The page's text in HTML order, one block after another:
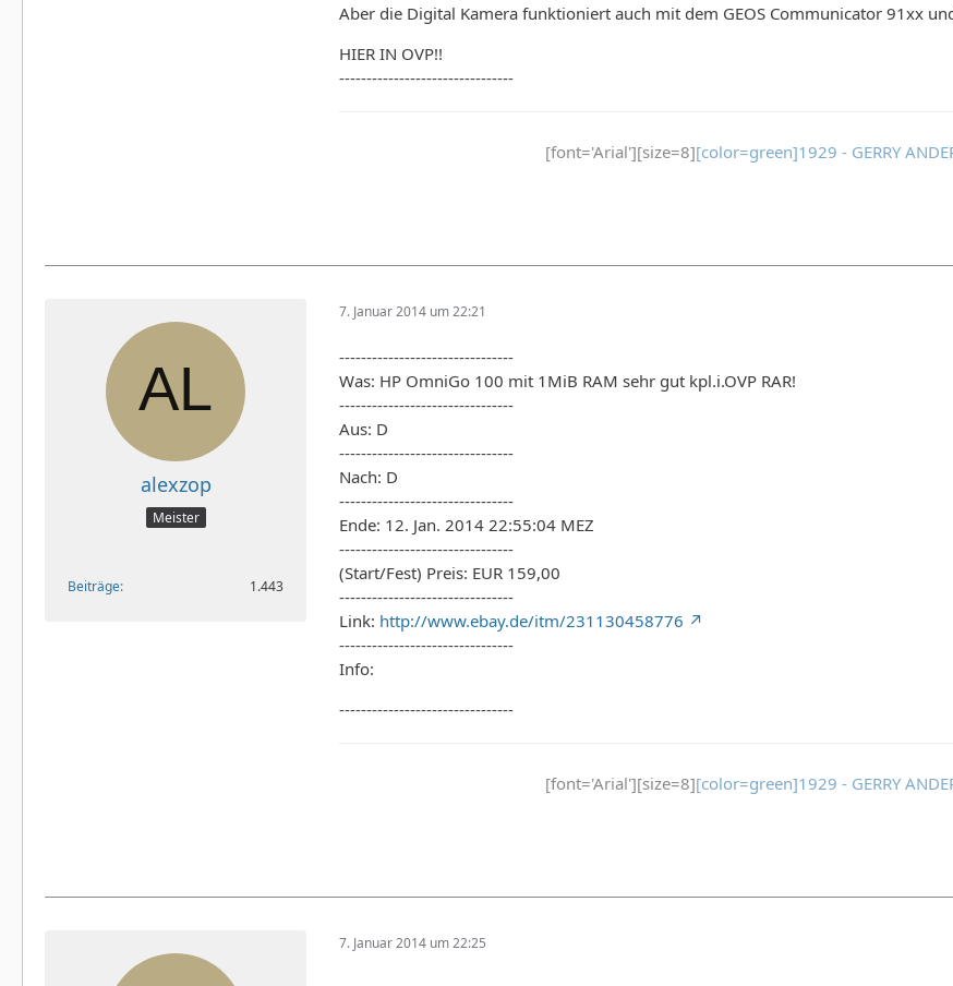
Aber die Digital Kamera funktioniert auch mit dem GEOS Communicator 91xx
HIER IN OVP!!
--------------------------------
[font='Arial'][size=8][color=green]1929 - GERRY
alexzop
Meister
Beiträge 1.443
7. Januar 2014 um 22:21
--------------------------------
Was: HP OmniGo 100 mit 1MiB RAM sehr gut kpl.i.OVP RAR!
--------------------------------
Aus: D
--------------------------------
Nach: D
--------------------------------
Ende: 12. Jan. 2014 22:55:04 MEZ
--------------------------------
(Start/Fest) Preis: EUR 159,00
--------------------------------
Link: http://www.ebay.de/itm/231130458776
--------------------------------
Info:
--------------------------------
[font='Arial'][size=8][color=green]1929 - GERRY
7. Januar 2014 um 22:25